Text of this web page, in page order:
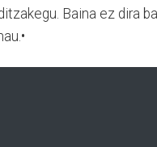
Baina ez dira